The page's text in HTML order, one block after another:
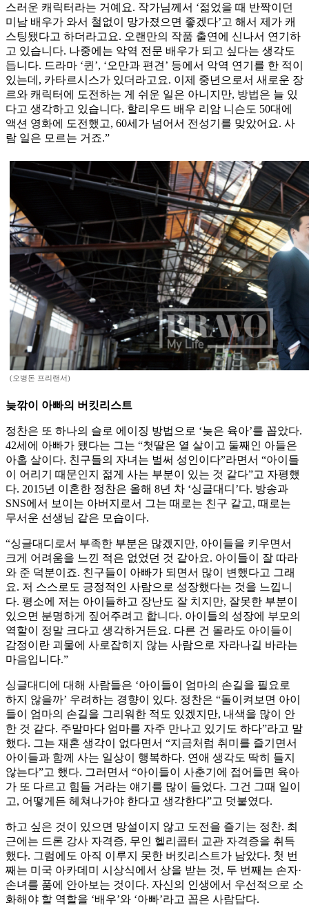
스러운 캐릭터라는 거예요. 작가님께서 ‘젊었을 때 반짝이던
미남 배우가 와서 철없이 망가졌으면 좋겠다’고 해서 제가 캐
스팅됐다고 하더라고요. 오랜만의 작품 출연에 신나서 연기하
고 있습니다. 나중에는 악역 전문 배우가 되고 싶다는 생각도
듭니다. 드라마 ‘퀸’, ‘오만과 편견’ 등에서 악역 연기를 한 적이
있는데, 카타르시스가 있더라고요. 이제 중년으로서 새로운 장
르와 캐릭터에 도전하는 게 쉬운 일은 아니지만, 방법은 늘 있
다고 생각하고 있습니다. 할리우드 배우 리암 니슨도 50대에
액션 영화에 도전했고, 60세가 넘어서 전성기를 맞았어요. 사
람 일은 모르는 거죠.”
(오병돈 프리랜서)
늦깎이 아빠의 버킷리스트
정찬은 또 하나의 슬로 에이징 방법으로 ‘늦은 육아’를 꼽았다.
42세에 아빠가 됐다는 그는 “첫딸은 열 살이고 둘째인 아들은
아홉 살이다. 친구들의 자녀는 벌써 성인이다”라면서 “아이들
이 어리기 때문인지 젊게 사는 부분이 있는 것 같다”고 자평했
다. 2015년 이혼한 정찬은 올해 8년 차 ‘싱글대디’다. 방송과
SNS에서 보이는 아버지로서 그는 때로는 친구 같고, 때로는
무서운 선생님 같은 모습이다.
“싱글대디로서 부족한 부분은 많겠지만, 아이들을 키우면서
크게 어려움을 느낀 적은 없었던 것 같아요. 아이들이 잘 따라
와 준 덕분이죠. 친구들이 아빠가 되면서 많이 변했다고 그래
요. 저 스스로도 긍정적인 사람으로 성장했다는 것을 느낍니
다. 평소에 저는 아이들하고 장난도 잘 치지만, 잘못한 부분이
있으면 분명하게 짚어주려고 합니다. 아이들의 성장에 부모의
역할이 정말 크다고 생각하거든요. 다른 건 몰라도 아이들이
감정이란 괴물에 사로잡히지 않는 사람으로 자라나길 바라는
마음입니다.”
싱글대디에 대해 사람들은 ‘아이들이 엄마의 손길을 필요로
하지 않을까’ 우려하는 경향이 있다. 정찬은 “돌이켜보면 아이
들이 엄마의 손길을 그리워한 적도 있겠지만, 내색을 많이 안
한 것 같다. 주말마다 엄마를 자주 만나고 있기도 하다”라고 말
했다. 그는 재혼 생각이 없다면서 “지금처럼 취미를 즐기면서
아이들과 함께 사는 일상이 행복하다. 연애 생각도 딱히 들지
않는다”고 했다. 그러면서 “아이들이 사춘기에 접어들면 육아
가 또 다르고 힘들 거라는 얘기를 많이 들었다. 그건 그때 일이
고, 어떻게든 헤쳐나가야 한다고 생각한다”고 덧붙였다.
하고 싶은 것이 있으면 망설이지 않고 도전을 즐기는 정찬. 최
근에는 드론 강사 자격증, 무인 헬리콥터 교관 자격증을 취득
했다. 그럼에도 아직 이루지 못한 버킷리스트가 남았다. 첫 번
째는 미국 아카데미 시상식에서 상을 받는 것, 두 번째는 손자·
손녀를 품에 안아보는 것이다. 자신의 인생에서 우선적으로 소
화해야 할 역할을 ‘배우’와 ‘아빠’라고 꼽은 사람답다.